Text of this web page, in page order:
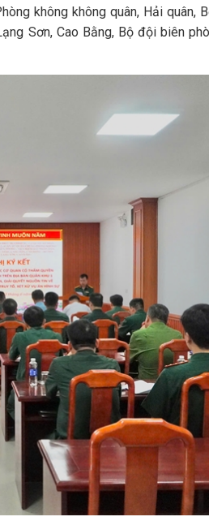
không không quân, Hải quân,
Sơn, Cao Bằng, Bộ đội biên